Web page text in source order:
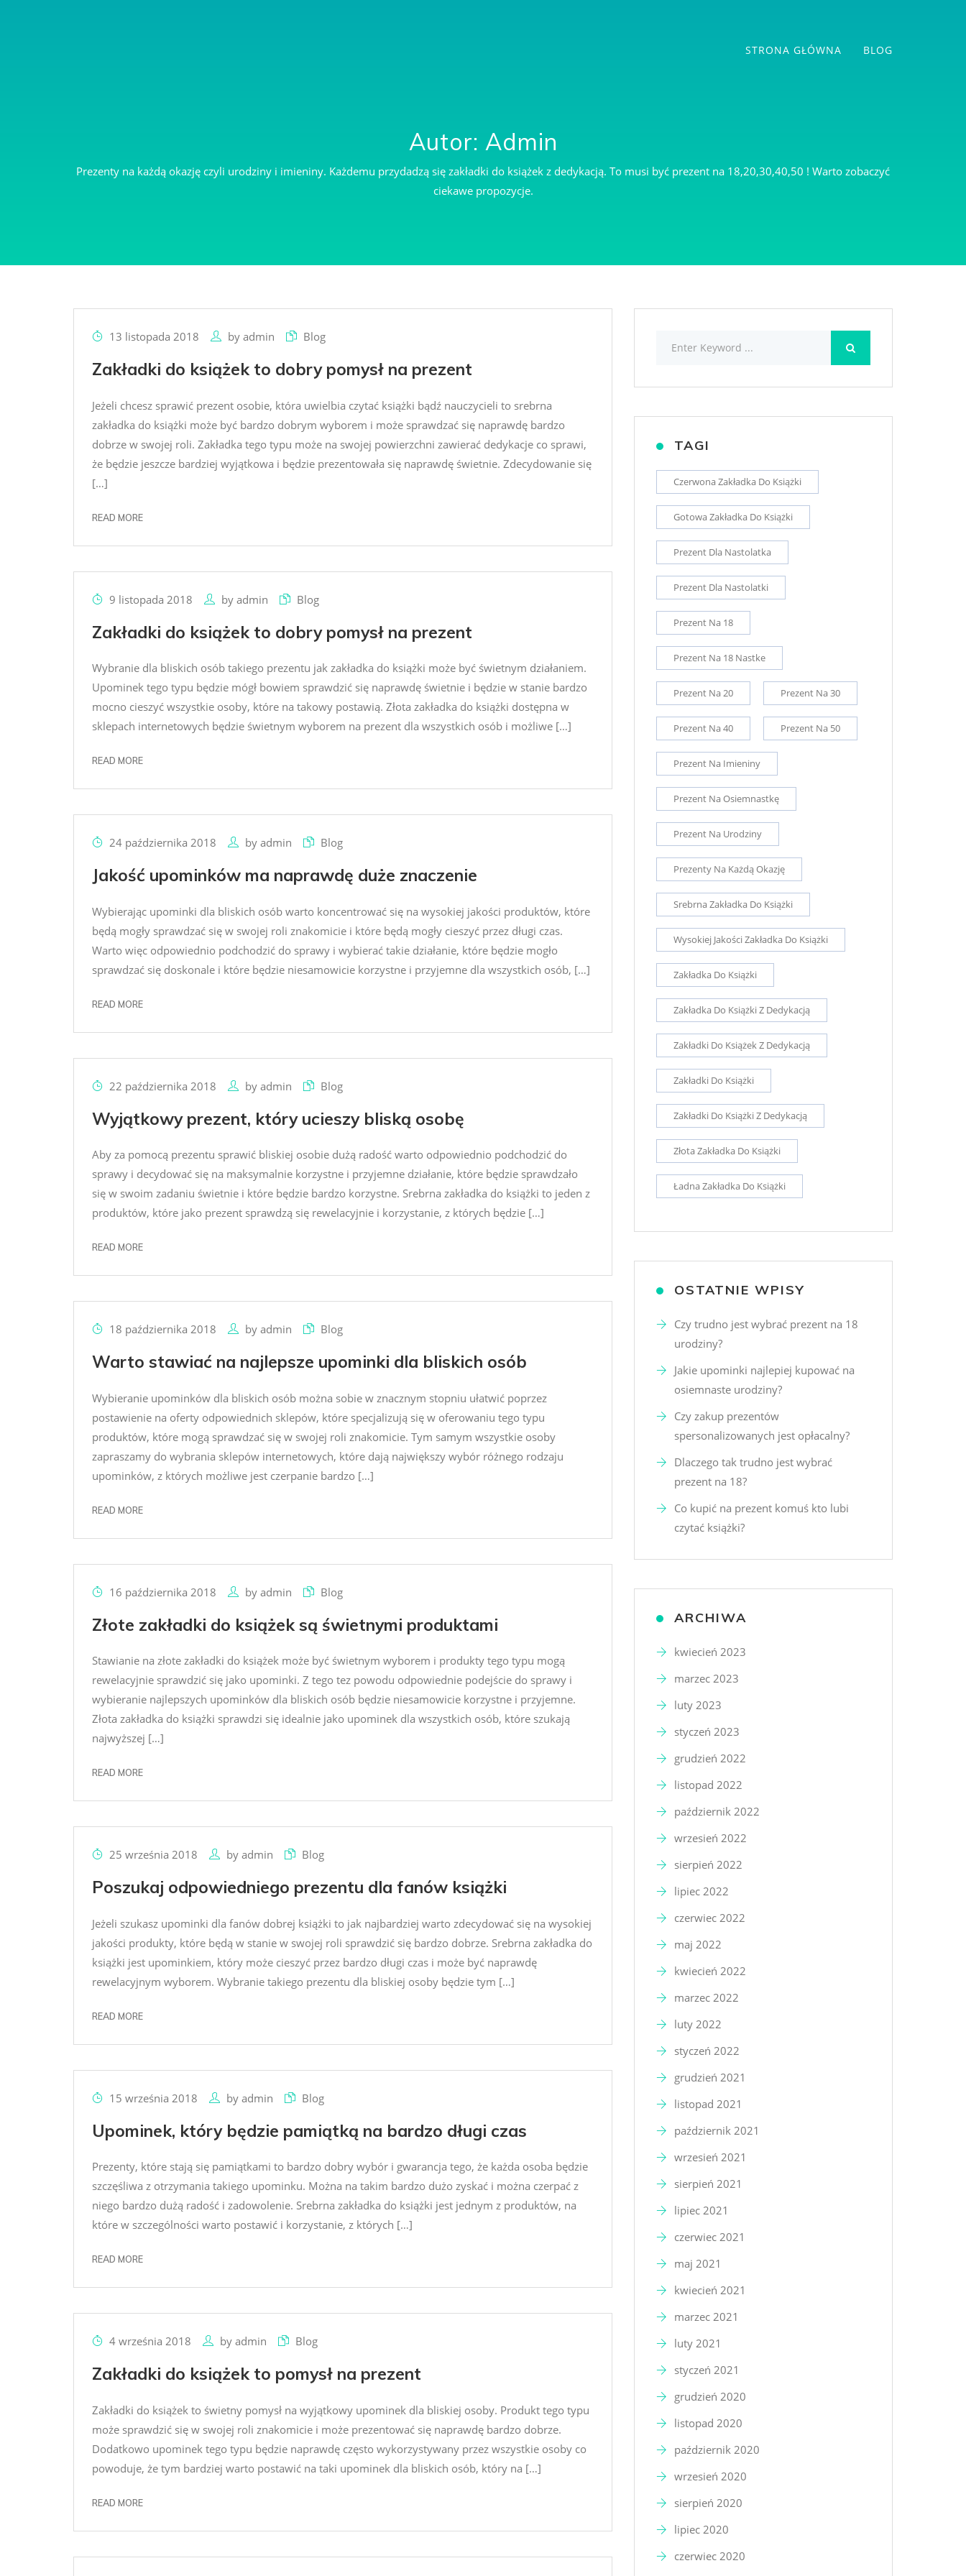
STRONA GŁÓWNA BLOG
Autor: Admin
Prezenty na każdą okazję czyli urodziny i imieniny. Każdemu przydadzą się zakładki do książek z dedykacją. To musi być prezent na 18,20,30,40,50 ! Warto zobaczyć
ciekawe propozycje.
13 listopada 2018 by admin Blog
Zakładki do książek to dobry pomysł na prezent
Jeżeli chcesz sprawić prezent osobie, która uwielbia czytać książki bądź nauczycieli to srebrna
zakładka do książki może być bardzo dobrym wyborem i może sprawdzać się naprawdę bardzo
dobrze w swojej roli. Zakładka tego typu może na swojej powierzchni zawierać dedykacje co sprawi,
że będzie jeszcze bardziej wyjątkowa i będzie prezentowała się naprawdę świetnie. Zdecydowanie się
[…]
READ MORE
9 listopada 2018 by admin Blog
Zakładki do książek to dobry pomysł na prezent
Wybranie dla bliskich osób takiego prezentu jak zakładka do książki może być świetnym działaniem.
Upominek tego typu będzie mógł bowiem sprawdzić się naprawdę świetnie i będzie w stanie bardzo
mocno cieszyć wszystkie osoby, które na takowy postawią. Złota zakładka do książki dostępna w
sklepach internetowych będzie świetnym wyborem na prezent dla wszystkich osób i możliwe […]
READ MORE
24 października 2018 by admin Blog
Jakość upominków ma naprawdę duże znaczenie
Wybierając upominki dla bliskich osób warto koncentrować się na wysokiej jakości produktów, które
będą mogły sprawdzać się w swojej roli znakomicie i które będą mogły cieszyć przez długi czas.
Warto więc odpowiednio podchodzić do sprawy i wybierać takie działanie, które będzie mogło
sprawdzać się doskonale i które będzie niesamowicie korzystne i przyjemne dla wszystkich osób, […]
READ MORE
22 października 2018 by admin Blog
Wyjątkowy prezent, który ucieszy bliską osobę
Aby za pomocą prezentu sprawić bliskiej osobie dużą radość warto odpowiednio podchodzić do
sprawy i decydować się na maksymalnie korzystne i przyjemne działanie, które będzie sprawdzało
się w swoim zadaniu świetnie i które będzie bardzo korzystne. Srebrna zakładka do książki to jeden z
produktów, które jako prezent sprawdzą się rewelacyjnie i korzystanie, z których będzie […]
READ MORE
18 października 2018 by admin Blog
Warto stawiać na najlepsze upominki dla bliskich osób
Wybieranie upominków dla bliskich osób można sobie w znacznym stopniu ułatwić poprzez
postawienie na oferty odpowiednich sklepów, które specjalizują się w oferowaniu tego typu
produktów, które mogą sprawdzać się w swojej roli znakomicie. Tym samym wszystkie osoby
zapraszamy do wybrania sklepów internetowych, które dają największy wybór różnego rodzaju
upominków, z których możliwe jest czerpanie bardzo […]
READ MORE
16 października 2018 by admin Blog
Złote zakładki do książek są świetnymi produktami
Stawianie na złote zakładki do książek może być świetnym wyborem i produkty tego typu mogą
rewelacyjnie sprawdzić się jako upominki. Z tego tez powodu odpowiednie podejście do sprawy i
wybieranie najlepszych upominków dla bliskich osób będzie niesamowicie korzystne i przyjemne.
Złota zakładka do książki sprawdzi się idealnie jako upominek dla wszystkich osób, które szukają
najwyższej […]
READ MORE
25 września 2018 by admin Blog
Poszukaj odpowiedniego prezentu dla fanów książki
Jeżeli szukasz upominki dla fanów dobrej książki to jak najbardziej warto zdecydować się na wysokiej
jakości produkty, które będą w stanie w swojej roli sprawdzić się bardzo dobrze. Srebrna zakładka do
książki jest upominkiem, który może cieszyć przez bardzo długi czas i może być naprawdę
rewelacyjnym wyborem. Wybranie takiego prezentu dla bliskiej osoby będzie tym […]
READ MORE
15 września 2018 by admin Blog
Upominek, który będzie pamiątką na bardzo długi czas
Prezenty, które stają się pamiątkami to bardzo dobry wybór i gwarancja tego, że każda osoba będzie
szczęśliwa z otrzymania takiego upominku. Można na takim bardzo dużo zyskać i można czerpać z
niego bardzo dużą radość i zadowolenie. Srebrna zakładka do książki jest jednym z produktów, na
które w szczególności warto postawić i korzystanie, z których […]
READ MORE
4 września 2018 by admin Blog
Zakładki do książek to pomysł na prezent
Zakładki do książek to świetny pomysł na wyjątkowy upominek dla bliskiej osoby. Produkt tego typu
może sprawdzić się w swojej roli znakomicie i może prezentować się naprawdę bardzo dobrze.
Dodatkowo upominek tego typu będzie naprawdę często wykorzystywany przez wszystkie osoby co
powoduje, że tym bardziej warto postawić na taki upominek dla bliskich osób, który na […]
READ MORE
TAGI
Czerwona Zakładka Do Książki
Gotowa Zakładka Do Książki
Prezent Dla Nastolatka
Prezent Dla Nastolatki
Prezent Na 18
Prezent Na 18 Nastke
Prezent Na 20 Prezent Na 30
Prezent Na 40 Prezent Na 50
Prezent Na Imieniny
Prezent Na Osiemnastkę
Prezent Na Urodziny
Prezenty Na Każdą Okazję
Srebrna Zakładka Do Książki
Wysokiej Jakości Zakładka Do Książki
Zakładka Do Książki
Zakładka Do Książki Z Dedykacją
Zakładki Do Książek Z Dedykacją
Zakładki Do Książki
Zakładki Do Książki Z Dedykacją
Złota Zakładka Do Książki
Ładna Zakładka Do Książki
OSTATNIE WPISY
Czy trudno jest wybrać prezent na 18
urodziny?
Jakie upominki najlepiej kupować na
osiemnaste urodziny?
Czy zakup prezentów
spersonalizowanych jest opłacalny?
Dlaczego tak trudno jest wybrać
prezent na 18?
Co kupić na prezent komuś kto lubi
czytać książki?
ARCHIWA
kwiecień 2023
marzec 2023
luty 2023
styczeń 2023
grudzień 2022
listopad 2022
październik 2022
wrzesień 2022
sierpień 2022
lipiec 2022
czerwiec 2022
maj 2022
kwiecień 2022
marzec 2022
luty 2022
styczeń 2022
grudzień 2021
listopad 2021
październik 2021
wrzesień 2021
sierpień 2021
lipiec 2021
czerwiec 2021
maj 2021
kwiecień 2021
marzec 2021
luty 2021
styczeń 2021
grudzień 2020
listopad 2020
październik 2020
wrzesień 2020
sierpień 2020
lipiec 2020
czerwiec 2020